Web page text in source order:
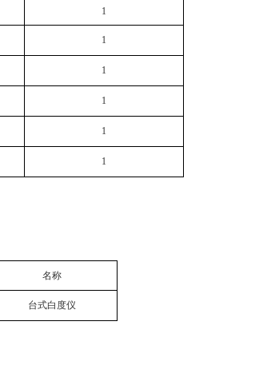
1
1
1
1
1
1
名称
台式白度仪